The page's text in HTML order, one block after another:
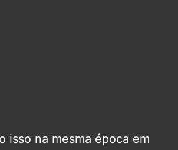
isso na mesma época em